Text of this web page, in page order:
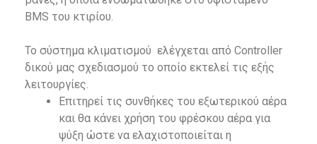
BMS του κτιρίου.
Το σύστημα κλιματισμού ελέγχεται από Controller
δικού μας σχεδιασμού το οποίο εκτελεί τις εξής
λειτουργίες.
Επιτηρεί τις συνθήκες του εξωτερικού αέρα
και θα κάνει χρήση του φρέσκου αέρα για
ψύξη ώστε να ελαχιστοποιείται η